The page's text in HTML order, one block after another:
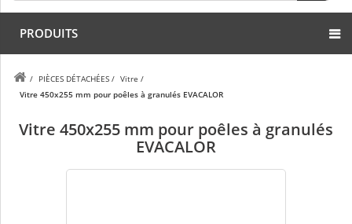
PRODUITS
/ PIÈCES DÉTACHÉES / Vitre /
Vitre 450x255 mm pour poêles à granulés EVACALOR
Vitre 450x255 mm pour poêles à granulés
EVACALOR